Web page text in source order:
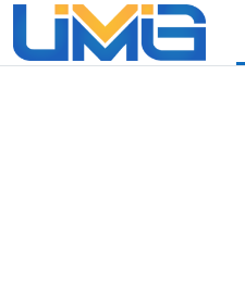
Lewati ke konten utama